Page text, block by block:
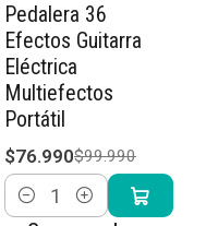
-23% OFF
Pedalera 36
Efectos Guitarra
Eléctrica
Multiefectos
Portátil
$76.990$99.990
Cantidad